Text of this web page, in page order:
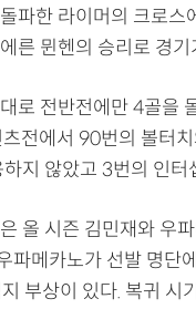
파한 라이머의 크로
른 뮌헨의 승리로 경기
로 전반전에만 4골을
전에서 90번의 볼터
지 않았고 3번의 인터
올 시즌 김민재와 우
파메카노가 선발 명단
부상이 있다. 복귀 시